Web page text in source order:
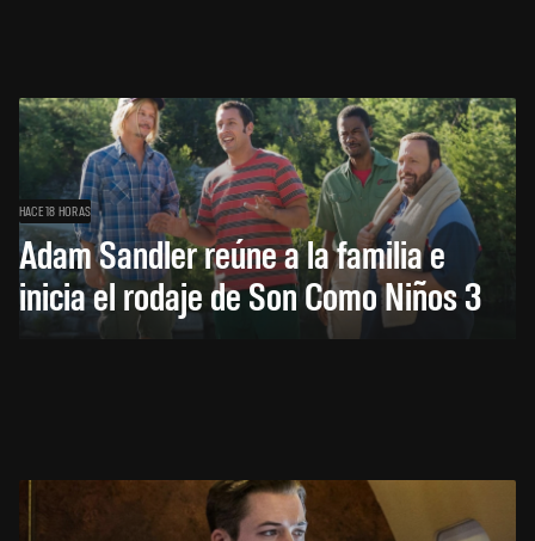
HACE 18 HORAS
Adam Sandler reúne a la familia e
inicia el rodaje de Son Como Niños 3